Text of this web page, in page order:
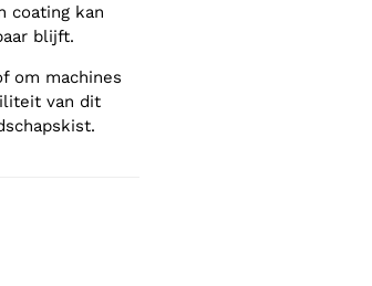
coating kan
blijft.
om machines
van dit